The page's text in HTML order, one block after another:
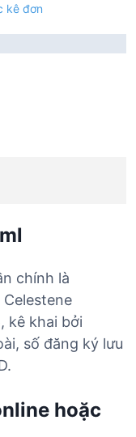
kê đơn
chính là
kê khai bởi
số đăng ký lưu
hoặc